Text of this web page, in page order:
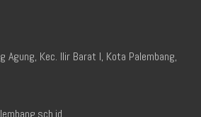
Agung, Kec. Ilir Barat I, Kota Palembang,